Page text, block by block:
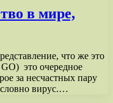
в мире,
что же это
это очередное
за несчастных пару
словно вирус.…